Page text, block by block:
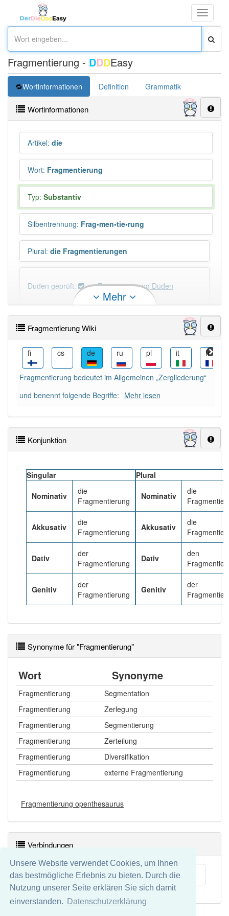
Unsere Website verwendet Cookies, um Ihnen
das bestmögliche Erlebnis zu bieten. Durch die
Nutzung unserer Seite erklären Sie sich damit
einverstanden.
Datenschutzerklärung
Toggle
Fragmentierung - DDDEasy
Wortinformationen Definition Grammatik
Wortinformationen
Artikel: die
Wort: Fragmentierung
Typ: Substantiv
Silbentrennung: Frag•men•tie•rung
Plural: die Fragmentierungen
Duden geprüft: Fragmentierung Duden
×
Wörter, die mit "-ung" enden, haben fast immer
Artikel:die.
DAS:2Ausnahmen
PowerIndex:5
Häufigkeit: 4 von 10
Wörter mit Endung-fragmentierung
Wörter mit Endung-fragmentierung
aber mit einem
anderen Artikeldie: 0
96% unserer Spielapp-Nutzer haben den Artikel
Mehr
Fragmentierung Wiki
fi cs de ru pl it fr
Fragmentierung bedeutet im Allgemeinen „Zergliederung“
und benennt folgende Begriffe: Mehr lesen
Konjunktion
Singular
Nominativ
die
Fragmentierung
Akkusativ
die
Fragmentierung
Dativ
der
Fragmentierung
Genitiv
der
Fragmentierung
Plural
Nominativ
die
Akkusativ
die
Dativ
den
Genitiv
der
Synonyme für "Fragmentierung"
Wort Synonyme
Fragmentierung
Segmentation
Fragmentierung
Zerlegung
Fragmentierung
Segmentierung
Fragmentierung
Zerteilung
Fragmentierung
Diversifikation
Fragmentierung
externe Fragmentierung
Fragmentierung openthesaurus
Verbindungen
Zergliederung